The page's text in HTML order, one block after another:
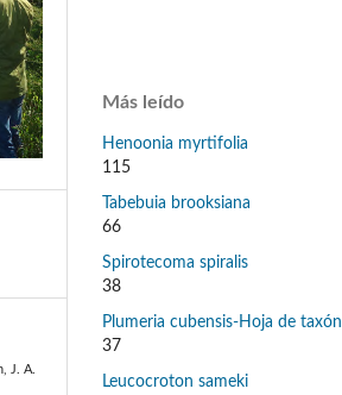
J. A.
Más leído
Henoonia myrtifolia
115
Tabebuia brooksiana
66
Spirotecoma spiralis
38
Plumeria cubensis-Hoja de taxón
37
Leucocroton sameki